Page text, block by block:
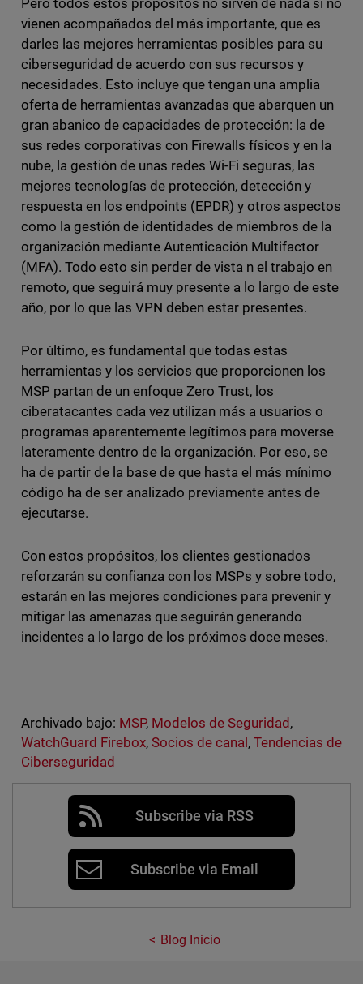
Pero todos estos propósitos no sirven de nada si no
vienen acompañados del más importante, que es
darles las mejores herramientas posibles para su
ciberseguridad de acuerdo con sus recursos y
necesidades. Esto incluye que tengan una amplia
oferta de herramientas avanzadas que abarquen un
gran abanico de capacidades de protección: la de
sus redes corporativas con Firewalls físicos y en la
nube, la gestión de unas redes Wi-Fi seguras, las
mejores tecnologías de protección, detección y
respuesta en los endpoints (EPDR) y otros aspectos
como la gestión de identidades de miembros de la
organización mediante Autenticación Multifactor
(MFA). Todo esto sin perder de vista n el trabajo en
remoto, que seguirá muy presente a lo largo de este
año, por lo que las VPN deben estar presentes.
Por último, es fundamental que todas estas
herramientas y los servicios que proporcionen los
MSP partan de un enfoque Zero Trust, los
ciberatacantes cada vez utilizan más a usuarios o
programas aparentemente legítimos para moverse
lateramente dentro de la organización. Por eso, se
ha de partir de la base de que hasta el más mínimo
código ha de ser analizado previamente antes de
ejecutarse.
Con estos propósitos, los clientes gestionados
reforzarán su confianza con los MSPs y sobre todo,
estarán en las mejores condiciones para prevenir y
mitigar las amenazas que seguirán generando
incidentes a lo largo de los próximos doce meses.
Archivado bajo: MSP, Modelos de Seguridad ,
WatchGuard Firebox, Socios de canal ,Tendencias de
Ciberseguridad
Subscribe via RSS
Subscribe via Email
Blog Inicio